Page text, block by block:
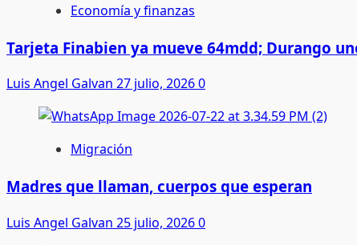
Economía y finanzas
Tarjeta Finabien ya mueve 64mdd; Durango
Luis Angel Galvan 27 julio, 20260
Migración
Madres que llaman, cuerpos que esperan
Luis Angel Galvan 25 julio, 20260